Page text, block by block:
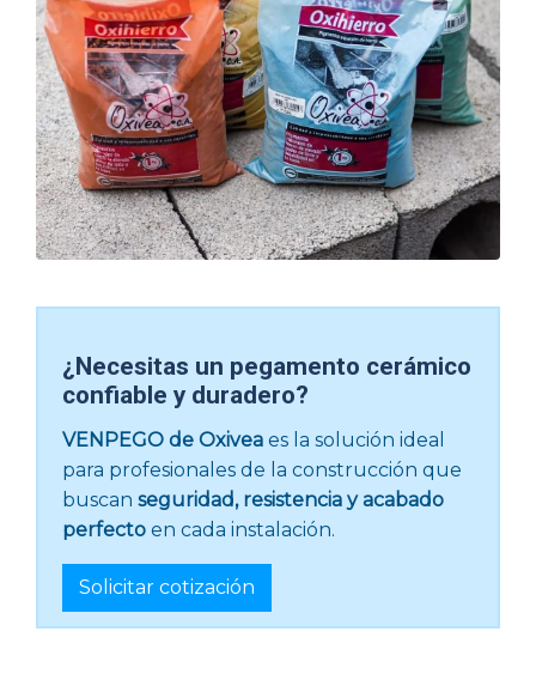
¿Necesitas un pegamento cerámico
confiable y duradero?
VENPEGO de Oxivea es la solución ideal
para profesionales de la construcción que
buscan seguridad, resistencia y acabado
perfecto en cada instalación.
Solicitar cotización